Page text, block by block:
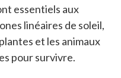
essentiels aux
linéaires de soleil,
et les animaux
pour survivre.